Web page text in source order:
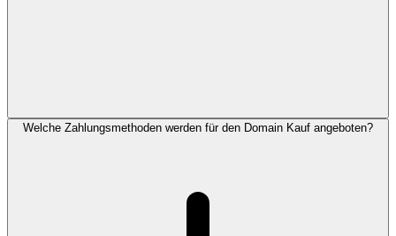
Welche Zahlungsmethoden werden für den Domain Kauf angeboten?